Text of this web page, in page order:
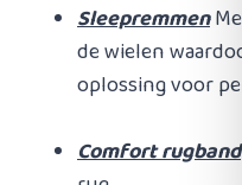
Sleepremmen
de wielen
oplossing voor
Comfort rugband